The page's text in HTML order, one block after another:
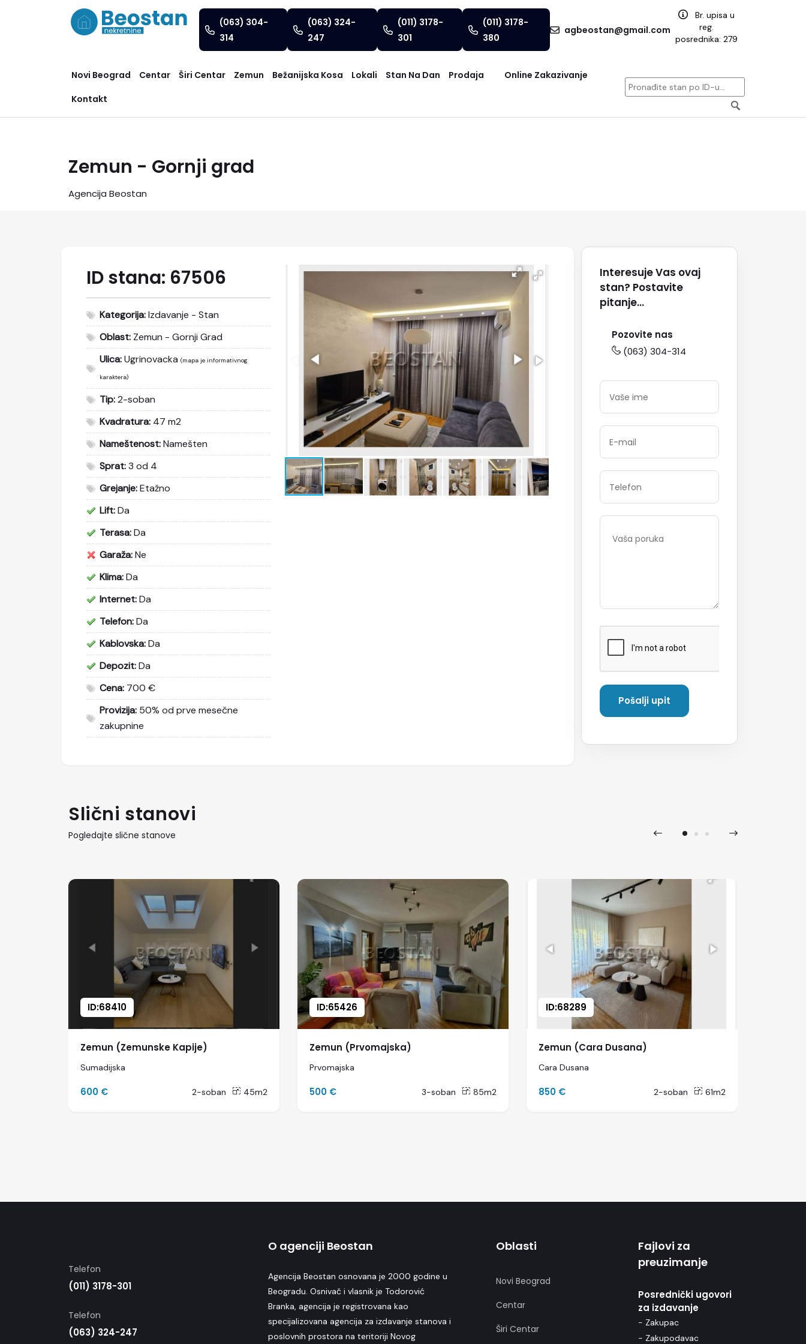
(063) 304-
314
(063) 324-
247
(011) 3178-
301
(011) 3178-
380
agbeostan@gmail.com
Br. upisa u
reg.
posrednika: 279
Novi Beograd Centar Širi Centar Zemun Bežanijska Kosa Lokali Stan Na Dan Prodaja
Online Zakazivanje
Kontakt
Zemun - Gornji grad
Agencija Beostan
ID stana: 67506
Kategorija:Izdavanje - Stan
Oblast: Zemun - Gornji Grad
Ulica:Ugrinovacka (mapa je informativnog
karaktera)
Tip:2-soban
Kvadratura: 47 m2
Nameštenost:Namešten
Sprat:3 od 4
Grejanje:Etažno
Lift:Da
Terasa:Da
Garaža:Ne
Klima:Da
Internet:Da
Telefon:Da
Kablovska:Da
Depozit:Da
Cena: 700 €
Provizija: 50% od prve mesečne
zakupnine
Interesuje Vas ovaj
stan? Postavite
pitanje...
Pozovite nas
(063) 304-314
Slični stanovi
Pogledajte slične stanove
ID:68410
Zemun (Zemunske Kapije)
Sumadijska
600 € 2-soban 45m2
ID:65426
Zemun (Prvomajska)
Prvomajska
500 € 3-soban 85m2
ID:68289
Zemun (Cara Dusana)
Cara Dusana
850 € 2-soban 61m2
Telefon
(011) 3178-301
Telefon
(063) 324-247
O agenciji Beostan
Agencija Beostan osnovana je 2000 godine u
Beogradu. Osnivač i vlasnik je Todorović
Branka, agencija je registrovana kao
specijalizovana agencija za izdavanje stanova i
poslovnih prostora na teritoriji Novog
Oblasti
Novi Beograd
Centar
Širi Centar
Fajlovi za
preuzimanje
Posrednički ugovori
za izdavanje
- Zakupac
- Zakupodavac